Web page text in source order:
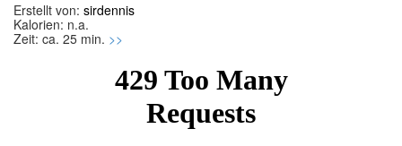
Erstellt von: sirdennis
Kalorien: n.a.
Zeit: ca. 25 min. >>